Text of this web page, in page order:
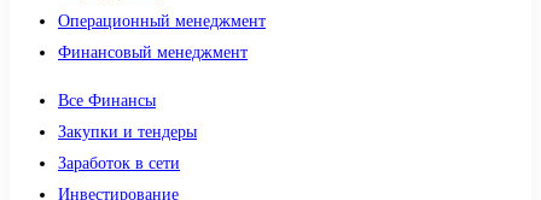
Операционный менеджмент
Финансовый менеджмент
Все Финансы
Закупки и тендеры
Заработок в сети
Инвестирование